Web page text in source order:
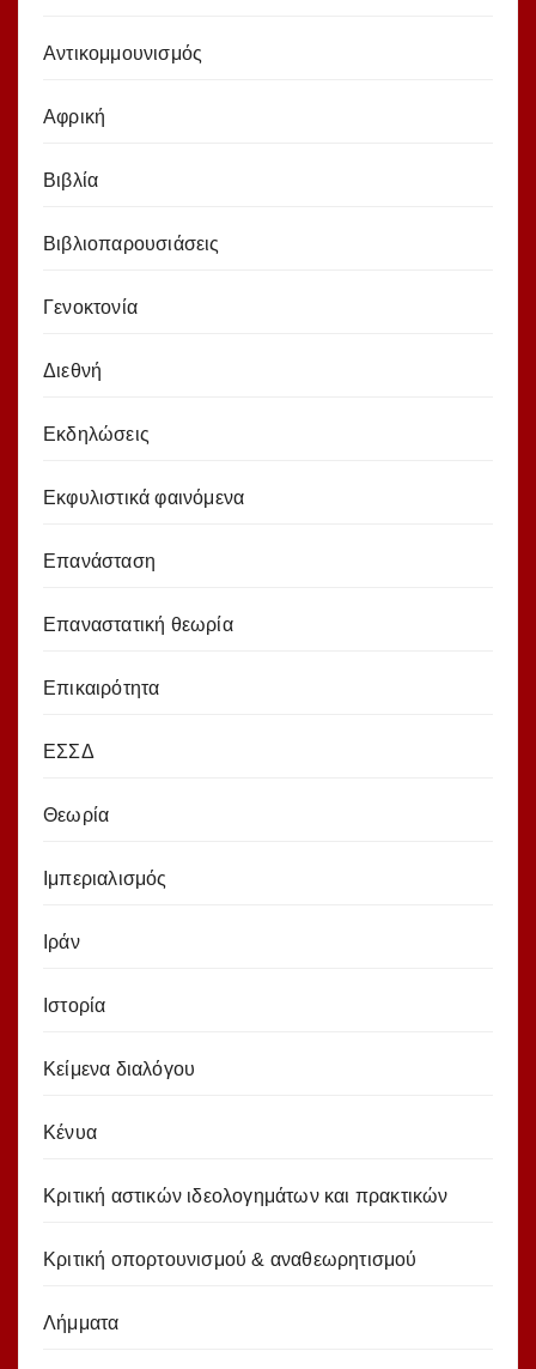
Αντικομμουνισμός
Αφρική
Βιβλία
Βιβλιοπαρουσιάσεις
Γενοκτονία
Διεθνή
Εκδηλώσεις
Εκφυλιστικά φαινόμενα
Επανάσταση
Επαναστατική θεωρία
Επικαιρότητα
ΕΣΣΔ
Θεωρία
Ιμπεριαλισμός
Ιράν
Ιστορία
Κείμενα διαλόγου
Κένυα
Κριτική αστικών ιδεολογημάτων και πρακτικών
Κριτική οπορτουνισμού & αναθεωρητισμού
Λήμματα